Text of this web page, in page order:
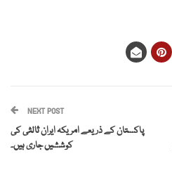
NEXT POST
پاکستان کے ذریعے امریکہ ایران ثالثی کی
کوششیں جاری ہیں۔